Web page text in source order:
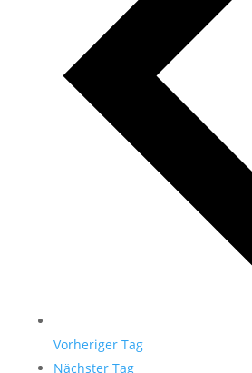
Vorheriger Tag
Nächster Tag